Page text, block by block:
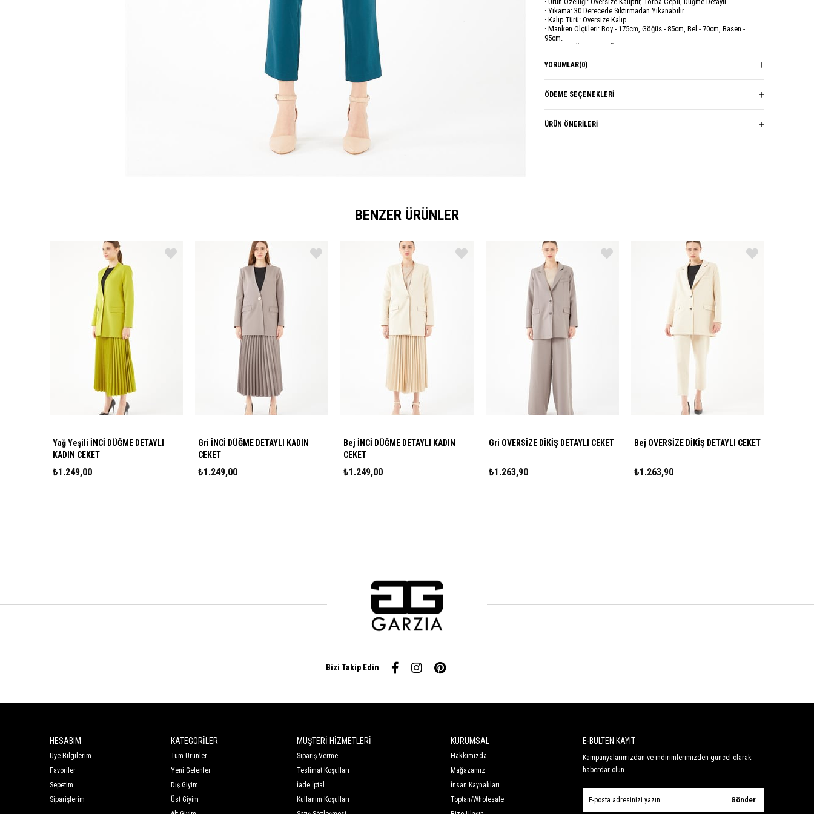
· Yıkama: 30 Derecede Sıktırmadan Yıkanabilir
· Kalıp Türü: Oversize Kalıp.
· Manken Ölçüleri: Boy - 175cm, Göğüs - 85cm, Bel - 70cm, Basen -
95cm.
Marka
Kumaş Cinsi DOUBLE
YORUMLAR(0)
ÖDEME SEÇENEKLERI
ÜRÜN ÖNERILERI
BENZER ÜRÜNLER
Yağ Yeşili İNCİ DÜĞME DETAYLI
KADIN CEKET
₺1.249,00
Gri İNCİ DÜĞME DETAYLI KADIN
CEKET
₺1.249,00
Bej İNCİ DÜĞME DETAYLI KADIN
CEKET
₺1.249,00
Gri OVERSİZE DİKİŞ DETAYLI CEKET
₺1.263,90
Bej OVERSİZE DİKİŞ DETAYLI CEKET
₺1.263,90
Bizi Takip Edin
HESABIM
Üye Bilgilerim
Favoriler
Sepetim
Siparişlerim
KATEGORİLER
Tüm Ürünler
Yeni Gelenler
Dış Giyim
Üst Giyim
MÜŞTERİ HİZMETLERİ
Sipariş Verme
Teslimat Koşulları
İade İptal
Kullanım Koşulları
KURUMSAL
Hakkımızda
Mağazamız
İnsan Kaynakları
Toptan/Wholesale
E-BÜLTEN KAYIT
Kampanyalarımızdan ve indirimlerimizden güncel olarak
haberdar olun.
Gönder